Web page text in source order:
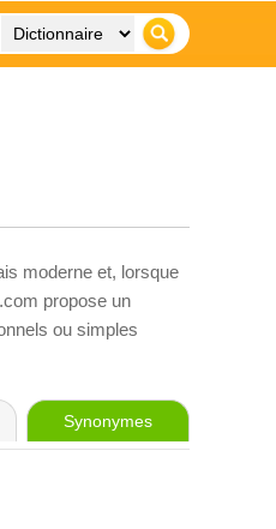
moderne et, lorsque
propose un
ou simples
Synonymes